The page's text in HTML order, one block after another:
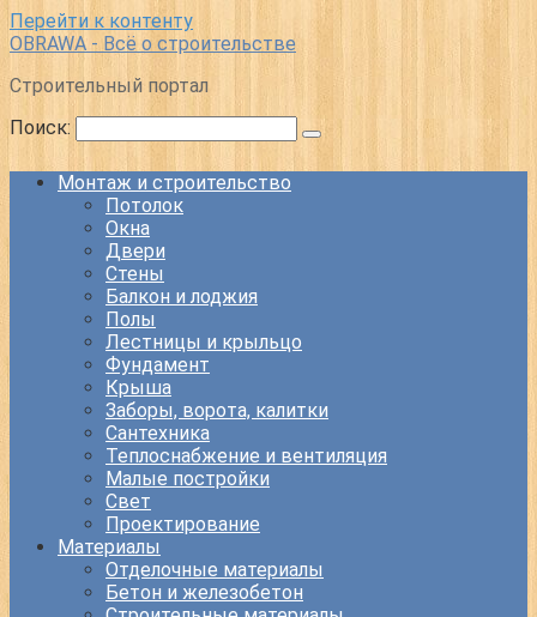
Перейти к контенту
OBRAWA - Всё о строительстве
Строительный портал
Поиск:
Монтаж и строительство
Потолок
Окна
Двери
Стены
Балкон и лоджия
Полы
Лестницы и крыльцо
Фундамент
Крыша
Заборы, ворота, калитки
Сантехника
Теплоснабжение и вентиляция
Малые постройки
Свет
Проектирование
Материалы
Отделочные материалы
Бетон и железобетон